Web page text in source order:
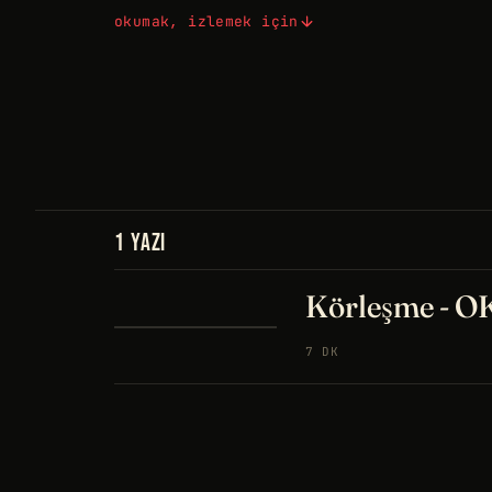
okumak, izlemek için
1 YAZI
Körleşme -
7 DK